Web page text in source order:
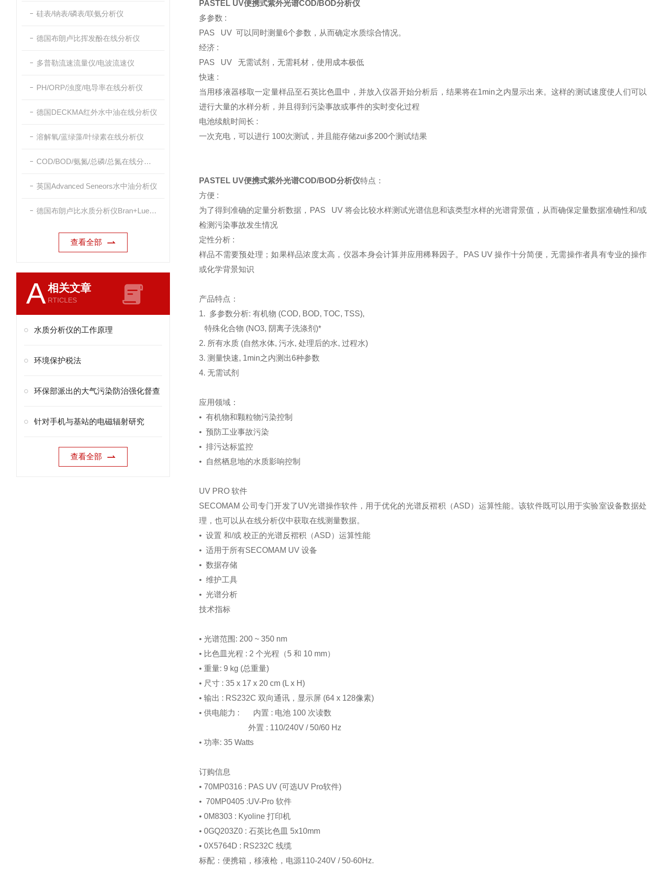
硅表/钠表/磷表/联氨分析仪
德国布朗卢比挥发酚在线分析仪
多普勒流速流量仪/电波流速仪
PH/ORP/浊度/电导率在线分析仪
德国DECKMA红外水中油在线分析仪
溶解氧/蓝绿藻/叶绿素在线分析仪
COD/BOD/氨氮/总磷/总氮在线分析仪
英国Advanced Seneors水中油分析仪
德国布朗卢比水质分析仪Bran+Luebbe
查看全部
A相关文章
RTICLES
水质分析仪的工作原理
环境保护税法
环保部派出的大气污染防治强化督查
针对手机与基站的电磁辐射研究
查看全部
PASTEL UV便携式紫外光谱COD/BOD分析仪
多参数 :
PAS UV 可以同时测量6个参数，从而确定水质综合情况。
经济 :
PAS UV 无需试剂，无需耗材，使用成本极低
快速 :
当用移液器移取一定量样品至石英比色皿中，并放入仪器开始分析后，结果将在1min之内显示出来。这样的测试速度使人们可以
进行大量的水样分析，并且得到污染事故或事件的实时变化过程
电池续航时间长 :
一次充电，可以进行 100次测试，并且能存储zui多200个测试结果
PASTEL UV便携式紫外光谱COD/BOD分析仪特点：
方便 :
为了得到准确的定量分析数据，PAS UV 将会比较水样测试光谱信息和该类型水样的光谱背景值，从而确保定量数据准确性和/或
检测污染事故发生情况
定性分析 :
样品不需要预处理；如果样品浓度太高，仪器本身会计算并应用稀释因子。PAS UV 操作十分简便，无需操作者具有专业的操作
或化学背景知识
产品特点：
1. 多参数分析: 有机物 (COD, BOD, TOC, TSS),
特殊化合物 (NO3, 阴离子洗涤剂)*
2. 所有水质 (自然水体, 污水, 处理后的水, 过程水)
3. 测量快速, 1min之内测出6种参数
4. 无需试剂
应用领域：
• 有机物和颗粒物污染控制
• 预防工业事故污染
• 排污达标监控
•
自然栖息地的水质影响控制
UV PRO 软件
SECOMAM 公司专门开发了UV光谱操作软件，用于优化的光谱反褶积（ASD）运算性能。该软件既可以用于实验室设备数据处
理，也可以从在线分析仪中获取在线测量数据。
• 设置 和/或 校正的光谱反褶积（ASD）运算性能
• 适用于所有SECOMAM UV 设备
• 数据存储
• 维护工具
• 光谱分析
技术指标
• 光谱范围 : 200 ~ 350 nm
• 比色皿光程 : 2 个光程（5 和 10 mm）
• 重量: 9 kg (总重量)
• 尺寸 : 35 x 17 x 20 cm (L x H)
• 输出 : RS232C 双向通讯， 显示屏 (64 x 128像素)
• 供电能力 : 内置 : 电池 100 次读数
外置 : 110/240V / 50/60 Hz
• 功率: 35 Watts
订购信息
• 70MP0316 : PAS UV (可选UV Pro软件)
• 70MP0405 :UV-Pro 软件
• 0M8303 : Kyoline 打印机
• 0GQ203Z0 : 石英比色皿 5x10mm
• 0X5764D : RS232C 线缆
标配：便携箱，移液枪，电源110-240V / 50-60Hz.